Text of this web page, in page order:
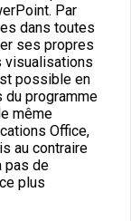
Par
dans toutes
ses propres
visualisations
possible en
programme
même
Office,
au contraire
pas de
plus